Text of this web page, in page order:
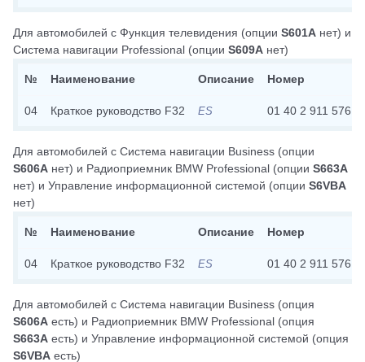
Для автомобилей с Функция телевидения (опции S601A нет) и
Система навигации Professional (опции S609A нет)
№ Наименование Описание Номер
04 Краткое руководство F32 ES 01 40 2 911 576
Для автомобилей с Система навигации Business (опции
S606A нет) и Радиоприемник BMW Professional (опции S663A
нет) и Управление информационной системой (опции S6VBA
нет)
№ Наименование Описание Номер
04 Краткое руководство F32 ES 01 40 2 911 576
Для автомобилей с Система навигации Business (опция
S606A есть) и Радиоприемник BMW Professional (опция
S663A есть) и Управление информационной системой (опция
S6VBA есть)